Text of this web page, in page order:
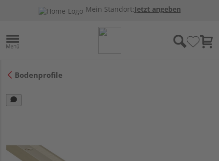
Mein Standort:Jetzt angeben
Bodenprofile